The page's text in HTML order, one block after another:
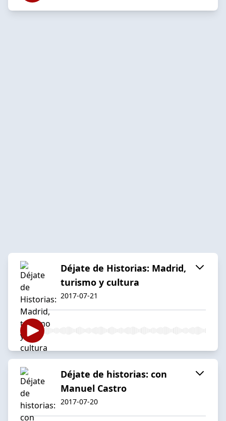
Déjate de Historias: Madrid,
turismo y cultura
2017-07-21
Déjate de historias: con
Manuel Castro
2017-07-20